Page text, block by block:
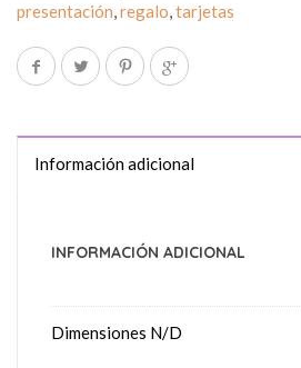
presentación,regalo,tarjetas
Información adicional
INFORMACIÓN ADICIONAL
Dimensiones N/D